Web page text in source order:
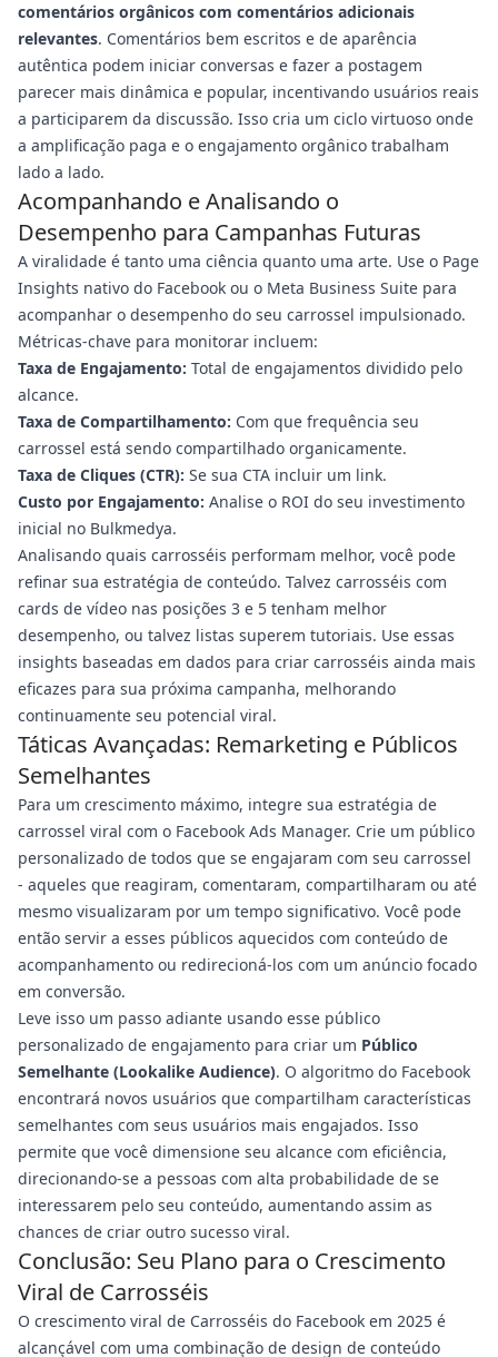
comentários orgânicos com comentários adicionais
relevantes. Comentários bem escritos e de aparência
autêntica podem iniciar conversas e fazer a postagem
parecer mais dinâmica e popular, incentivando usuários reais
a participarem da discussão. Isso cria um ciclo virtuoso onde
a amplificação paga e o engajamento orgânico trabalham
lado a lado.
Acompanhando e Analisando o
Desempenho para Campanhas Futuras
A viralidade é tanto uma ciência quanto uma arte. Use o Page
Insights nativo do Facebook ou o Meta Business Suite para
acompanhar o desempenho do seu carrossel impulsionado.
Métricas-chave para monitorar incluem:
Taxa de Engajamento: Total de engajamentos dividido pelo
alcance.
Taxa de Compartilhamento: Com que frequência seu
carrossel está sendo compartilhado organicamente.
Taxa de Cliques (CTR): Se sua CTA incluir um link.
Custo por Engajamento: Analise o ROI do seu investimento
inicial no Bulkmedya.
Analisando quais carrosséis performam melhor, você pode
refinar sua estratégia de conteúdo. Talvez carrosséis com
cards de vídeo nas posições 3 e 5 tenham melhor
desempenho, ou talvez listas superem tutoriais. Use essas
insights baseadas em dados para criar carrosséis ainda mais
eficazes para sua próxima campanha, melhorando
continuamente seu potencial viral.
Táticas Avançadas: Remarketing e Públicos
Semelhantes
Para um crescimento máximo, integre sua estratégia de
carrossel viral com o Facebook Ads Manager. Crie um público
personalizado de todos que se engajaram com seu carrossel
- aqueles que reagiram, comentaram, compartilharam ou até
mesmo visualizaram por um tempo significativo. Você pode
então servir a esses públicos aquecidos com conteúdo de
acompanhamento ou redirecioná-los com um anúncio focado
em conversão.
Leve isso um passo adiante usando esse público
personalizado de engajamento para criar um Público
Semelhante (Lookalike Audience). O algoritmo do Facebook
encontrará novos usuários que compartilham características
semelhantes com seus usuários mais engajados. Isso
permite que você dimensione seu alcance com eficiência,
direcionando-se a pessoas com alta probabilidade de se
interessarem pelo seu conteúdo, aumentando assim as
chances de criar outro sucesso viral.
Conclusão: Seu Plano para o Crescimento
Viral de Carrosséis
O crescimento viral de Carrosséis do Facebook em 2025 é
alcançável com uma combinação de design de conteúdo